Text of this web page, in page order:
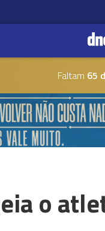
Faltam 65
o